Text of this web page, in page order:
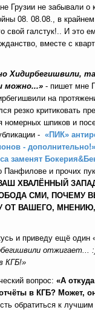
Грузии не забывали о
08. 08.08., в
свой галстук!.. И это
вместе с
Хидирбегишвили,
можно...» - пишет мне
на
резко критиковать
номерных шпиков и
- «ПИК»
- дополнительно!»
заменят
и прочих
ХВАЛЁННЫЙ
СМИ, ПОЧЕМУ
ОТ ВАШЕГО,
и приведу ещё один
отжигает...
КГБ!»
вопрос: «А
в КГБ? Может,
обратиться к